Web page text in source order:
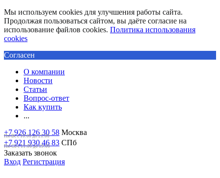
Мы используем cookies для улучшения работы сайта.
Продолжая пользоваться сайтом, вы даёте согласие на
использование файлов cookies. Политика использования
cookies
Согласен
О компании
Новости
Статьи
Вопрос-ответ
Как купить
...
+7 926 126 30 58 Москва
Пн-Вс с 10:00 до 21:00
+7 921 930 46 83 СПб
Пн-Сб c 11:00 до 19:00
Заказать звонок
Вход Регистрация